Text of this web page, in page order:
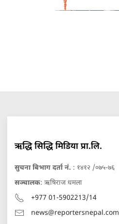
ऋद्धि सिद्धि मिडिया प्रा.लि.
सुचना बिभाग दर्ता नं. : १४१२ /०७५-७६
सञ्चालक: ऋषिराज धमला
+977 01-5902213/14
news@reportersnepal.com